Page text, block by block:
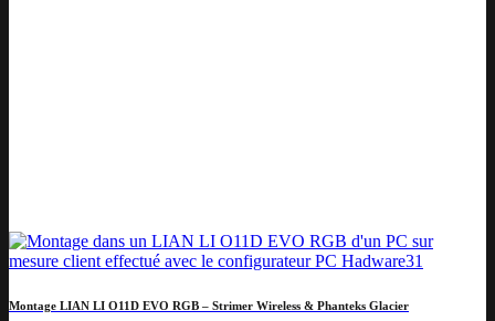
Montage LIAN LI O11D EVO RGB – Strimer Wireless & Phanteks Glacier